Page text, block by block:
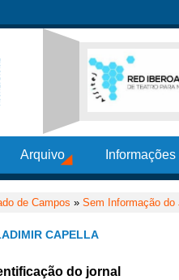
Arquivo
de Campos » Sem Informação do
CAPELLA
do jornal